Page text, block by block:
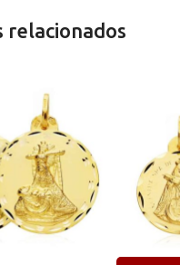
relacionados